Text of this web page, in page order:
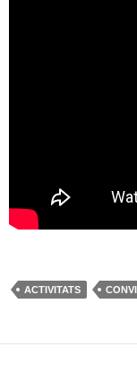
ACTIVITATS